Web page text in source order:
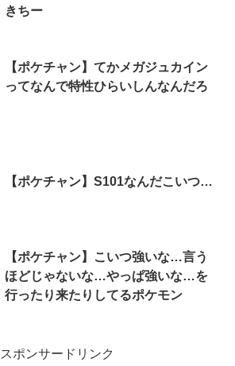
きちー
【ポケチャン】てかメガジュカイン
ってなんで特性ひらいしんなんだろ
【ポケチャン】S101なんだこいつ…
【ポケチャン】こいつ強いな…言う
ほどじゃないな…やっぱ強いな…を
行ったり来たりしてるポケモン
スポンサードリンク